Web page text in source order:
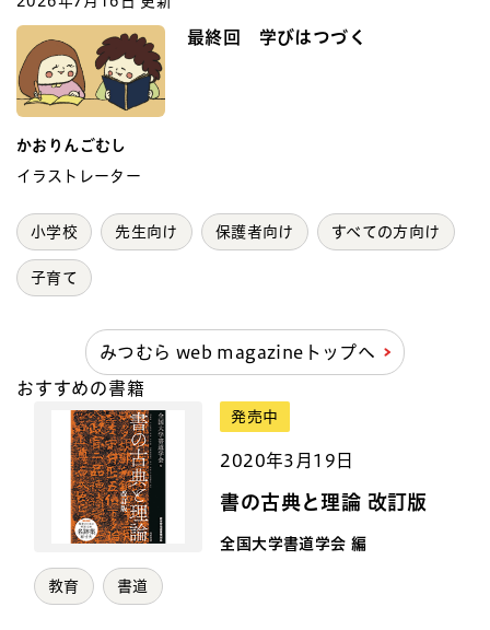
最終回 学びはつづく
かおりんごむし
イラストレーター
小学校 先生向け 保護者向け すべての方向け
子育て
みつむら web magazineトップへ
おすすめの書籍
発売中
2020年3月19日
書の古典と理論 改訂版
全国大学書道学会 編
教育 書道